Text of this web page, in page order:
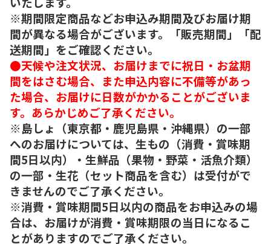
※期間限定商品などお申込み期間及びお届け期
間が異なる場合がございます。「販売期間」「配
送期間」をご確認ください。
●天候や注文状況、お届けまでに祝日・お盆期
間をはさむ場合、また申込内容に不備等があっ
た場合、お届けに日数がかかることがございま
す。あらかじめご了承ください。
※島しょ（東京都・鹿児島県・沖縄県）の一部
へのお届けについては、生もの（消費・賞味期
間5日以内）・生鮮品（果物・野菜・活魚介類）
の一部・生花（セット商品を含む）は受付がで
きませんのでご了承ください。
※消費・賞味期間5日以内の商品をお申込みの場
合は、お届けが消費・賞味期限の当日になるこ
とがありますのでご了承ください。